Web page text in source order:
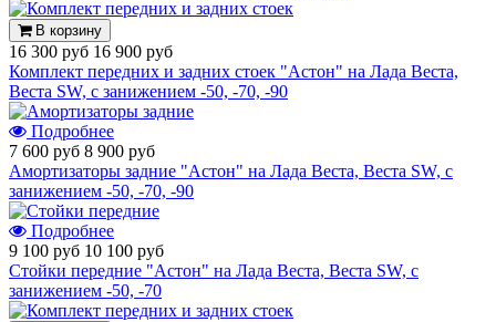
В корзину
16 300 руб 16 900 руб
Комплект передних и задних стоек "Астон" на Лада Веста,
Веста SW, с занижением -50, -70, -90
Подробнее
7 600 руб 8 900 руб
Амортизаторы задние "Астон" на Лада Веста, Веста SW, с
занижением -50, -70, -90
Подробнее
9 100 руб 10 100 руб
Стойки передние "Астон" на Лада Веста, Веста SW, с
занижением -50, -70